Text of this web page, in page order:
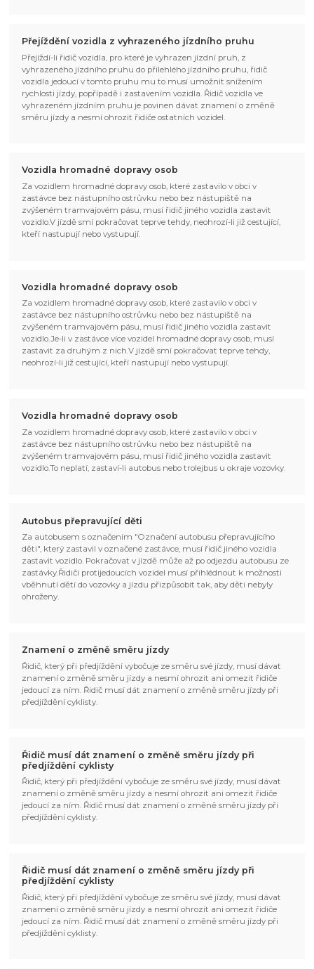
Přejíždění vozidla z vyhrazeného jízdního pruhu
Přejíždí-li řidič vozidla, pro které je vyhrazen jízdní pruh, z
vyhrazeného jízdního pruhu do přilehlého jízdního pruhu, řidič
vozidla jedoucí v tomto pruhu mu to musí umožnit snížením
rychlosti jízdy, popřípadě i zastavením vozidla. Řidič vozidla ve
vyhrazeném jízdním pruhu je povinen dávat znamení o změně
směru jízdy a nesmí ohrozit řidiče ostatních vozidel.
Vozidla hromadné dopravy osob
Za vozidlem hromadné dopravy osob, které zastavilo v obci v
zastávce bez nástupního ostrůvku nebo bez nástupiště na
zvýšeném tramvajovém pásu, musí řidič jiného vozidla zastavit
vozidlo.V jízdě smí pokračovat teprve tehdy, neohrozí-li již cestující,
kteří nastupují nebo vystupují.
Vozidla hromadné dopravy osob
Za vozidlem hromadné dopravy osob, které zastavilo v obci v
zastávce bez nástupního ostrůvku nebo bez nástupiště na
zvýšeném tramvajovém pásu, musí řidič jiného vozidla zastavit
vozidlo.Je-li v zastávce více vozidel hromadné dopravy osob, musí
zastavit za druhým z nich.V jízdě smí pokračovat teprve tehdy,
neohrozí-li již cestující, kteří nastupují nebo vystupují.
Vozidla hromadné dopravy osob
Za vozidlem hromadné dopravy osob, které zastavilo v obci v
zastávce bez nástupního ostrůvku nebo bez nástupiště na
zvýšeném tramvajovém pásu, musí řidič jiného vozidla zastavit
vozidlo.To neplatí, zastaví-li autobus nebo trolejbus u okraje vozovky.
Autobus přepravující děti
Za autobusem s označením "Označení autobusu přepravujícího
děti", který zastavil v označené zastávce, musí řidič jiného vozidla
zastavit vozidlo. Pokračovat v jízdě může až po odjezdu autobusu ze
zastávky.Řidiči protijedoucích vozidel musí přihlédnout k možnosti
vběhnutí dětí do vozovky a jízdu přizpůsobit tak, aby děti nebyly
ohroženy.
Znamení o změně směru jízdy
Řidič, který při předjíždění vybočuje ze směru své jízdy, musí dávat
znamení o změně směru jízdy a nesmí ohrozit ani omezit řidiče
jedoucí za ním. Řidič musí dát znamení o změně směru jízdy při
předjíždění cyklisty.
Řidič musí dát znamení o změně směru jízdy při
předjíždění cyklisty
Řidič, který při předjíždění vybočuje ze směru své jízdy, musí dávat
znamení o změně směru jízdy a nesmí ohrozit ani omezit řidiče
jedoucí za ním. Řidič musí dát znamení o změně směru jízdy při
předjíždění cyklisty.
Řidič musí dát znamení o změně směru jízdy při
předjíždění cyklisty
Řidič, který při předjíždění vybočuje ze směru své jízdy, musí dávat
znamení o změně směru jízdy a nesmí ohrozit ani omezit řidiče
jedoucí za ním. Řidič musí dát znamení o změně směru jízdy při
předjíždění cyklisty.